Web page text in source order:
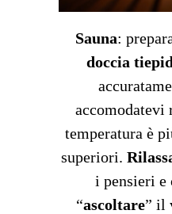
Sauna:
doccia
accomodatevi
temperatura è
superiori.
i pensieri e
“ascoltare” il